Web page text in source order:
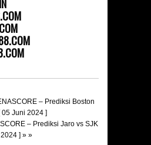
– Prediksi Boston
Juni 2024 ]
– Prediksi Jaro vs SJK
] » »